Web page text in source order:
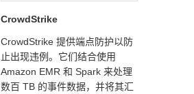
CrowdStrike
CrowdStrike 提供端点防护以防
止出现违例。它们结合使用
Amazon EMR 和 Spark 来处理
数百 TB 的事件数据，并将其汇